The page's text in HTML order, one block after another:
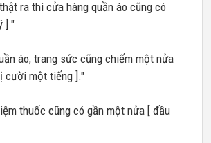
ra thì cửa hàng quần áo cũng có
]."
áo, trang sức cũng chiếm một nửa
cười một tiếng ]."
thuốc cũng có gần một nửa [ đầu